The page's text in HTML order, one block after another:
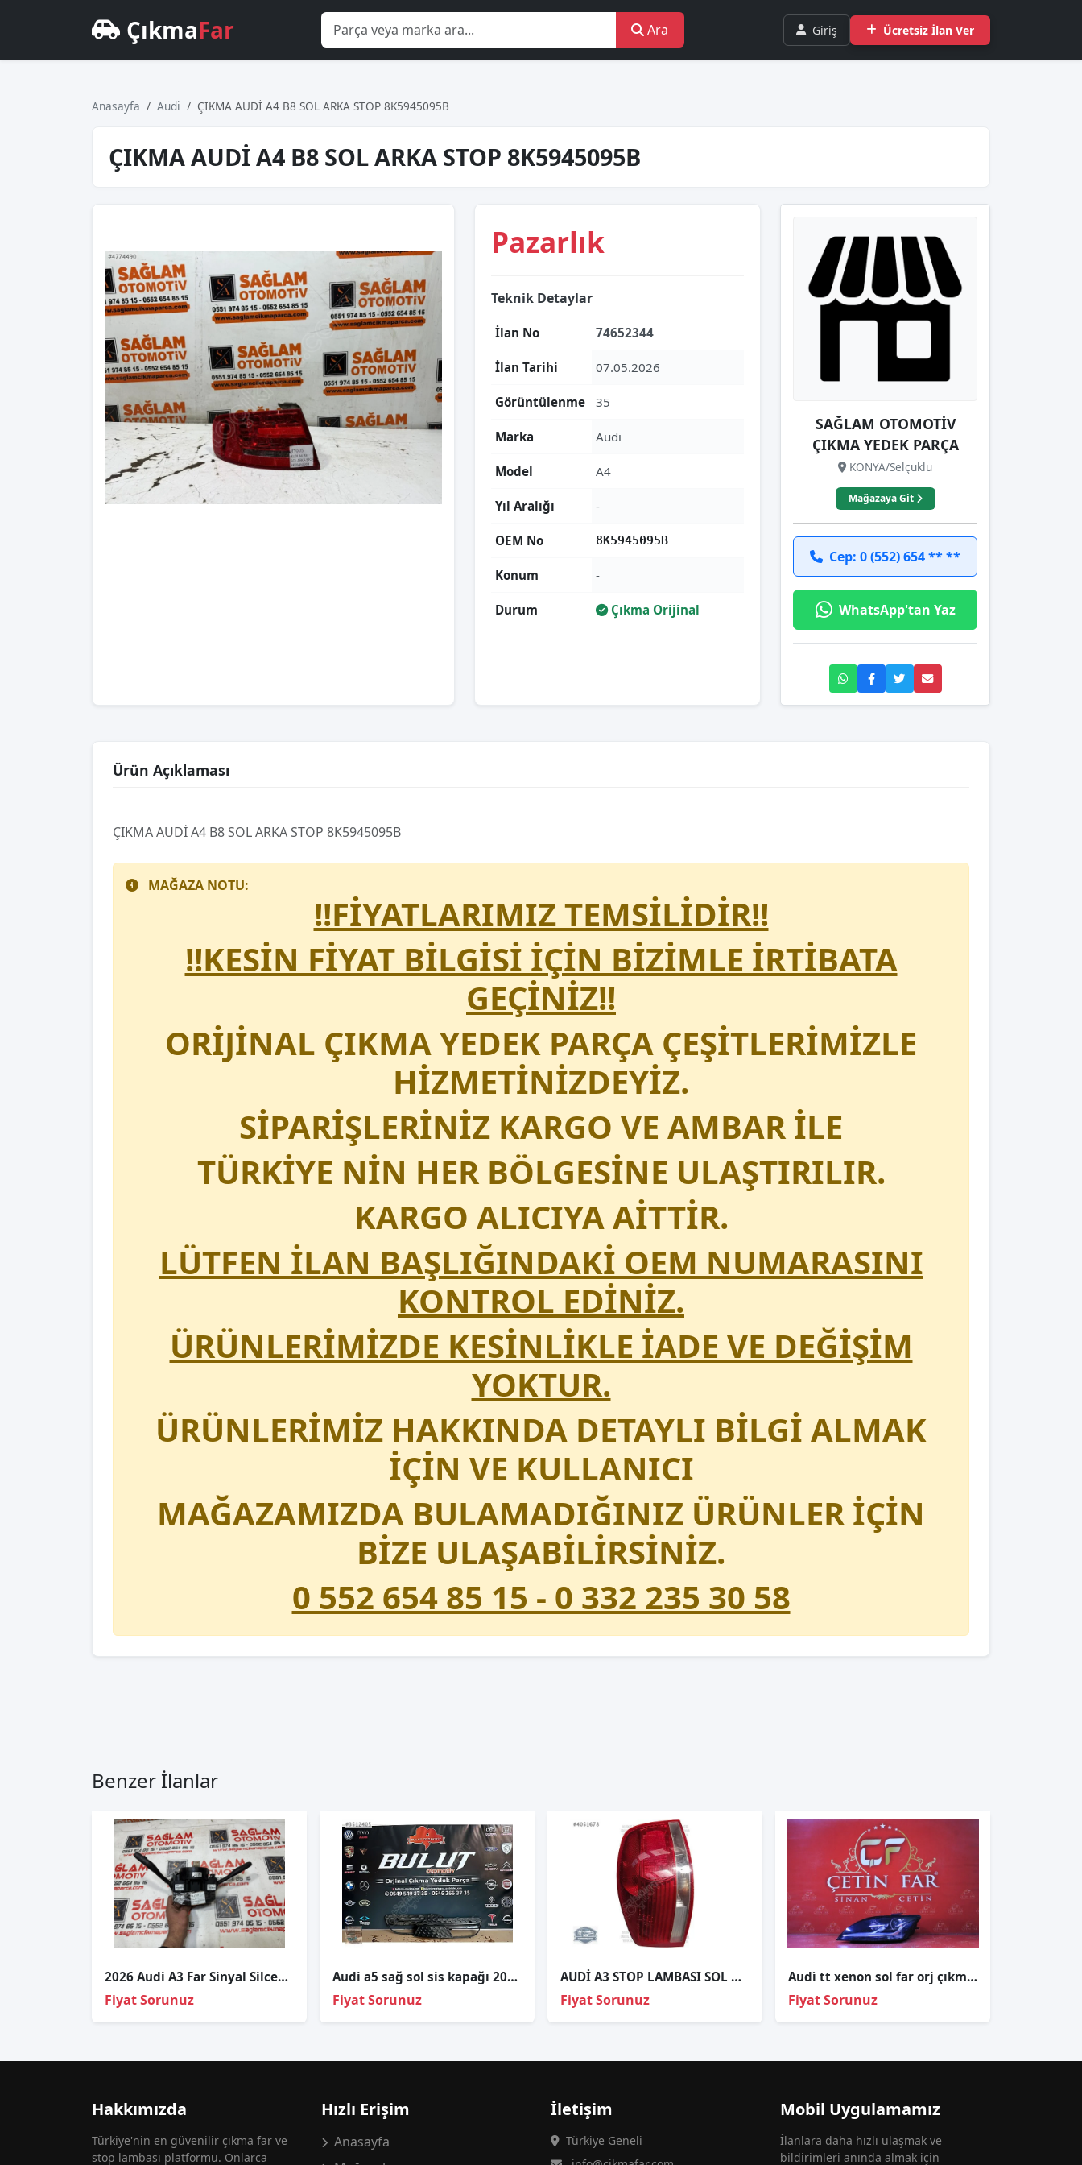
ÇıkmaFar Ara Giriş Ücretsiz İlan Ver
Anasayfa Audi ÇIKMA AUDİ A4 B8 SOL ARKA STOP 8K5945095B
ÇIKMA AUDİ A4 B8 SOL ARKA STOP 8K5945095B
Pazarlık
Teknik Detaylar
İlan No 74652344
İlan Tarihi 07.05.2026
Görüntülenme 35
Marka Audi
Model A4
Yıl Aralığı -
OEM No 8K5945095B
Konum -
Durum Çıkma Orijinal
SAĞLAM OTOMOTİV
ÇIKMA YEDEK PARÇA
KONYA/Selçuklu
Mağazaya Git
Cep: 0 (552) 654 ** **
WhatsApp'tan Yaz
Ürün Açıklaması
ÇIKMA AUDİ A4 B8 SOL ARKA STOP 8K5945095B
MAĞAZA NOTU:
!!FİYATLARIMIZ TEMSİLİDİR!!
!!KESİN FİYAT BİLGİSİ İÇİN BİZİMLE İRTİBATA
GEÇİNİZ!!
ORİJİNAL ÇIKMA YEDEK PARÇA ÇEŞİTLERİMİZLE
HİZMETİNİZDEYİZ.
SİPARİŞLERİNİZ KARGO VE AMBAR İLE
TÜRKİYE NİN HER BÖLGESİNE ULAŞTIRILIR.
KARGO ALICIYA AİTTİR.
LÜTFEN İLAN BAŞLIĞINDAKİ OEM NUMARASINI
KONTROL EDİNİZ.
ÜRÜNLERİMİZDE KESİNLİKLE İADE VE DEĞİŞİM
YOKTUR.
ÜRÜNLERİMİZ HAKKINDA DETAYLI BİLGİ ALMAK
İÇİN VE KULLANICI
MAĞAZAMIZDA BULAMADIĞINIZ ÜRÜNLER İÇİN
BİZE ULAŞABİLİRSİNİZ.
0 552 654 85 15 - 0 332 235 30 58
Benzer İlanlar
2026 Audi A3 Far Sinyal Silcek Kolu 8P0907137BA
Fiyat Sorunuz
Audi a5 sağ sol sis kapağı 2013-2015
Fiyat Sorunuz
AUDİ A3 STOP LAMBASI SOL ORJİNAL ÇIKMA 8P0945095024S
Fiyat Sorunuz
Audi̇ tt xenon sol far orj çıkma 2006-2015 8j0941029aj
Fiyat Sorunuz
Hakkımızda
Türkiye'nin en güvenilir çıkma far ve
stop lambası platformu. Onlarca
Hızlı Erişim
Anasayfa
İletişim
Türkiye Geneli
Mobil Uygulamamız
İlanlara daha hızlı ulaşmak ve
bildirimleri anında almak için